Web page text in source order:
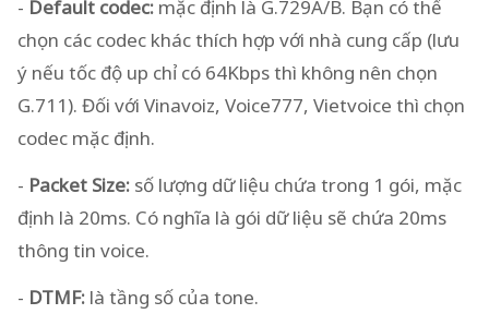
- Default codec: mặc định là G.729A/B. Bạn có thể
chọn các codec khác thích hợp với nhà cung cấp (lưu
ý nếu tốc độ up chỉ có 64Kbps thì không nên chọn
G.711). Đối với Vinavoiz, Voice777, Vietvoice thì chọn
codec mặc định.
- Packet Size: số lượng dữ liệu chứa trong 1 gói, mặc
định là 20ms. Có nghĩa là gói dữ liệu sẽ chứa 20ms
thông tin voice.
- DTMF: là tầng số của tone.